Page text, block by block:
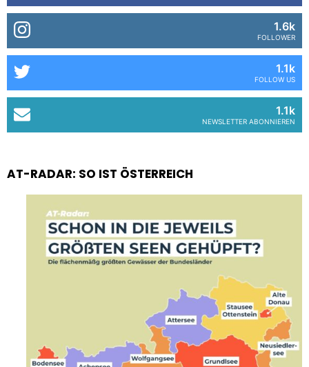
1.6k
FOLLOWER
1.1k
FOLLOW US
1.1k
NEWSLETTER ABONNIEREN
AT-RADAR: SO IST ÖSTERREICH